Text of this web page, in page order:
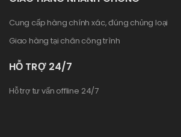
Cung cấp hàng chính xác, đúng chủng loại
Giao hàng tại chân công trình
HỖ TRỢ 24/7
Hỗ trợ tư vấn offline 24/7